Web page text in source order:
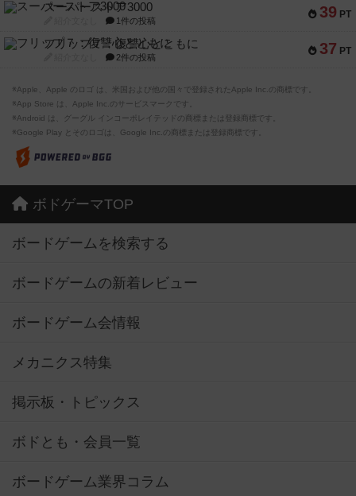
39 PT
スーパーストア3000
1件の投稿
37 PT
フリップ７：復讐心とともに
2件の投稿
※Apple、Apple のロゴ は、米国および他の国々で登録されたApple Inc.の商標です。
※App Store は、Apple Inc.のサービスマークです。
※Android は、グーグル インコーポレイテッドの商標または登録商標です。
※Google Play とそのロゴは、Google Inc.の商標または登録商標です。
ボドゲーマTOP
ボードゲームを検索する
ボードゲームの新着レビュー
ボードゲーム会情報
メカニクス特集
掲示板・トピックス
ボドとも・会員一覧
ボードゲーム業界コラム